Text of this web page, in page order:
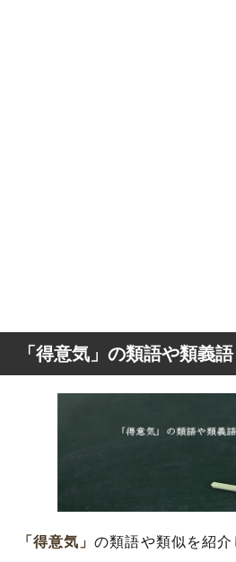
「得意気」の類語や類義
「得意気」の類語や類似を紹介